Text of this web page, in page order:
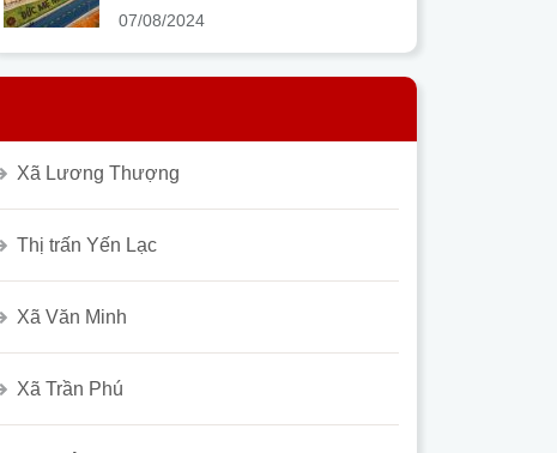
07/08/2024
Xã Lương Thượng
Thị trấn Yến Lạc
Xã Văn Minh
Xã Trần Phú